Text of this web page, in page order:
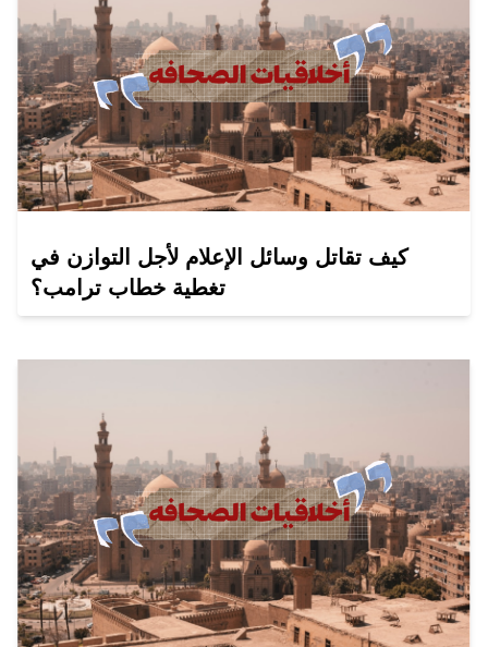
كيف تقاتل وسائل الإعلام لأجل التوازن في
تغطية خطاب ترامب؟